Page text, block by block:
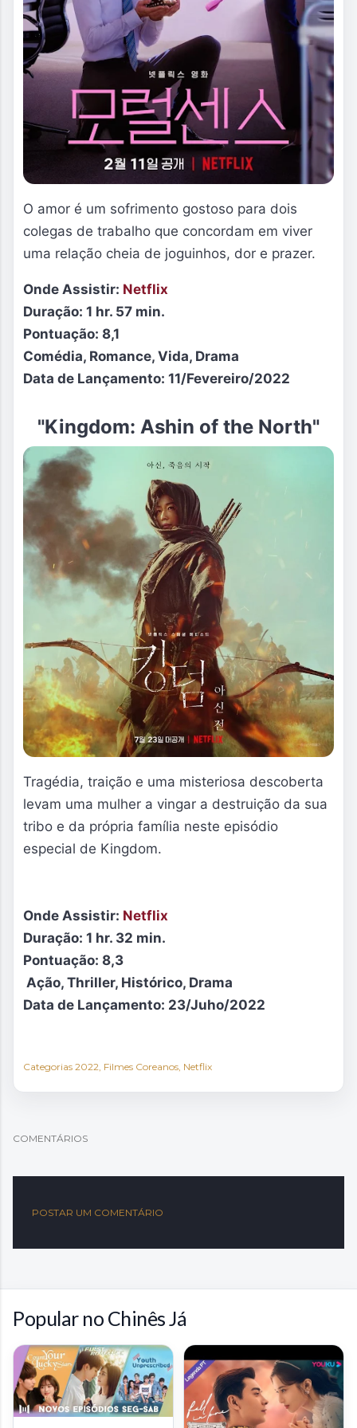
O amor é um sofrimento gostoso para dois
colegas de trabalho que concordam em viver
uma relação cheia de joguinhos, dor e prazer.
Onde Assistir: Netflix
Duração: 1 hr. 57 min.
Pontuação: 8,1
Comédia, Romance, Vida, Drama
Data de Lançamento: 11/Fevereiro/2022
"Kingdom: Ashin of the North"
Tragédia, traição e uma misteriosa descoberta
levam uma mulher a vingar a destruição da sua
tribo e da própria família neste episódio
especial de Kingdom.
Onde Assistir: Netflix
Duração: 1 hr. 32 min.
Pontuação: 8,3
Ação, Thriller, Histórico, Drama
Data de Lançamento: 23/Juho/2022
Categorias 2022 Filmes Coreanos Netflix
COMENTÁRIOS
POSTAR UM COMENTÁRIO
Popular no Chinês Já